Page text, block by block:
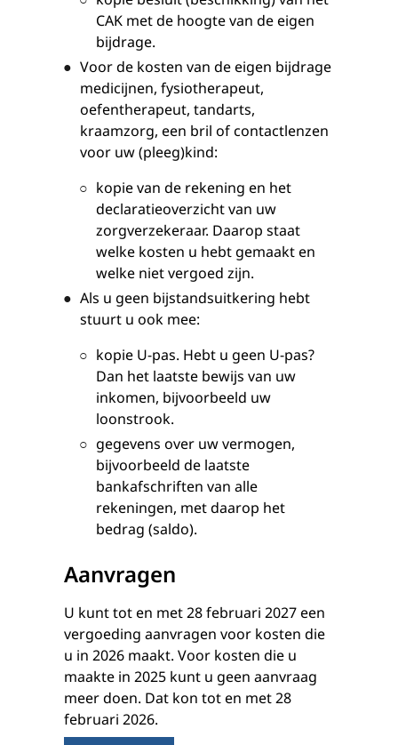
CAK met de hoogte van de eigen
bijdrage.
Voor de kosten van de eigen bijdrage
medicijnen, fysiotherapeut,
oefentherapeut, tandarts,
kraamzorg, een bril of contactlenzen
voor uw (pleeg)kind:
kopie van de rekening en het
declaratieoverzicht van uw
zorgverzekeraar. Daarop staat
welke kosten u hebt gemaakt en
welke niet vergoed zijn.
Als u geen bijstandsuitkering hebt
stuurt u ook mee:
kopie U-pas. Hebt u geen U-pas?
Dan het laatste bewijs van uw
inkomen, bijvoorbeeld uw
loonstrook.
gegevens over uw vermogen,
bijvoorbeeld de laatste
bankafschriften van alle
rekeningen, met daarop het
bedrag (saldo).
Aanvragen
U kunt tot en met 28 februari 2027 een
vergoeding aanvragen voor kosten die
u in 2026 maakt. Voor kosten die u
maakte in 2025 kunt u geen aanvraag
meer doen. Dat kon tot en met 28
februari 2026.